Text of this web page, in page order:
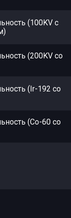
(100KV с
(200KV со
(Ir-192 со
(Co-60 со